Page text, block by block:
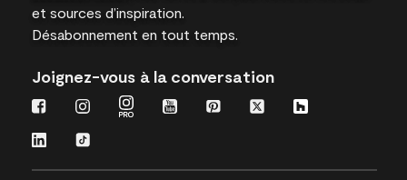
et sources d’inspiration.
Désabonnement en tout temps.
Joignez-vous à la conversation